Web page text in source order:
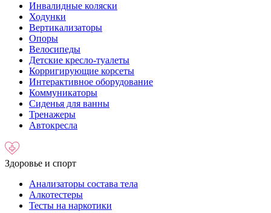
Инвалидные коляски
Ходунки
Вертикализаторы
Опоры
Велосипеды
Детские кресло-туалеты
Корригирующие корсеты
Интерактивное оборудование
Коммуникаторы
Сиденья для ванны
Тренажеры
Автокресла
Здоровье и спорт
Анализаторы состава тела
Алкотестеры
Тесты на наркотики